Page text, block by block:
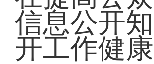
信息公开
开工作健